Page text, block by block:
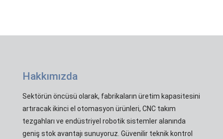
Hakkımızda
Sektörün öncüsü olarak, fabrikaların üretim kapasitesini
artıracak ikinci el otomasyon ürünleri, CNC takım
tezgahları ve endüstriyel robotik sistemler alanında
geniş stok avantajı sunuyoruz. Güvenilir teknik kontrol